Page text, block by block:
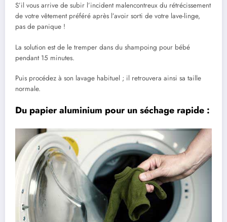
S’il vous arrive de subir l’incident malencontreux du rétrécissement
de votre vêtement préféré après l’avoir sorti de votre lave-linge,
pas de panique !
La solution est de le tremper dans du shampoing pour bébé
pendant 15 minutes.
Puis procédez à son lavage habituel ; il retrouvera ainsi sa taille
normale.
Du papier aluminium pour un séchage rapide :